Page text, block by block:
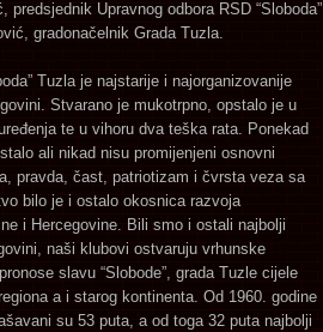
predsjednik Upravnog odbora RSD “Sloboda”
gradonačelnik Grada Tuzla.
Tuzla je najstarije i najorganizovanije
Stvarano je mukotrpno, opstalo je u
te u vihoru dva teška rata. Ponekad
ali nikad nisu promijenjeni osnovni
pravda, čast, patriotizam i čvrsta veza sa
bilo je i ostalo okosnica razvoja
i Hercegovine. Bili smo i ostali najbolji
naši klubovi ostvaruju vrhunske
slavu “Slobode”, grada Tuzle cijele
a i starog kontinenta. Od 1960. godine
su 53 puta, a od toga 32 puta najbolji